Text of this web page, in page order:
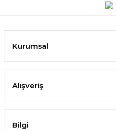
Kurumsal
Alışveriş
Bilgi